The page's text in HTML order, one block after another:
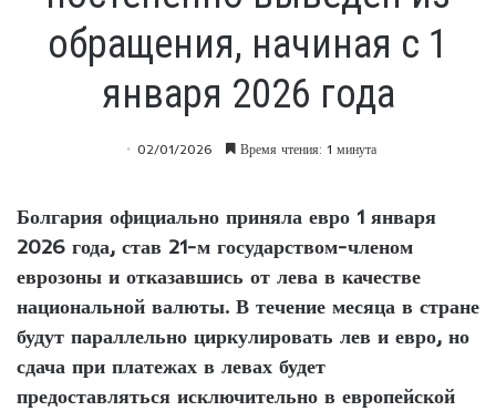
обращения, начиная с 1
января 2026 года
02/01/2026 Время чтения: 1 минута
Болгария официально приняла евро 1 января
2026 года, став 21-м государством-членом
еврозоны и отказавшись от лева в качестве
национальной валюты. В течение месяца в стране
будут параллельно циркулировать лев и евро, но
сдача при платежах в левах будет
предоставляться исключительно в европейской